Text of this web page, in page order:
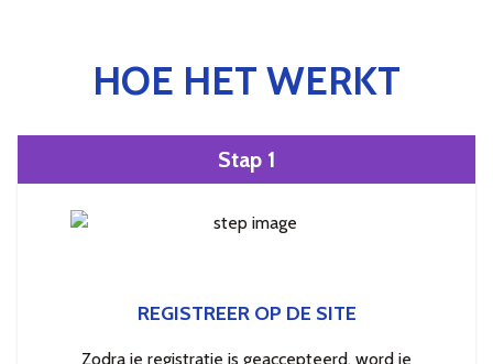
HOE HET WERKT
Stap 1
REGISTREER OP DE SITE
Zodra je registratie is geaccepteerd, word je